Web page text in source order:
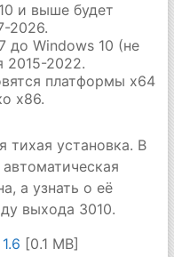
и выше будет
2026.
до Windows 10 (не
2015-2022.
платформы x64
x86.
установка. В
а узнать о её
выхода 3010.
[0.1 MB]